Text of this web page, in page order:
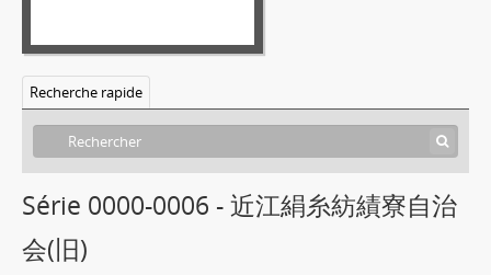
Recherche rapide
Série 0000-0006 - 近江絹糸紡績寮自治
会(旧)
[Fonds] 006 - 辻保治資料(近江絹糸労働組合関係資料), 1950-1974
[Série] 0000-0002 - 近江絹糸紡績労働組合, 1954-1975
[Série] 0000-0003 - 近江絹糸紡績労働組合(旧), 1954